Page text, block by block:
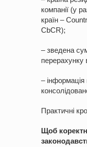
компанії (у
країн –
CbCR);
– зведена
перерахунку
–
Практичні
Щоб